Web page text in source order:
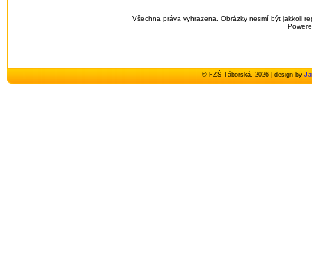
Všechna práva vyhrazena. Obrázky nesmí být jakkoli
© FZŠ Táborská, 2026 | design by